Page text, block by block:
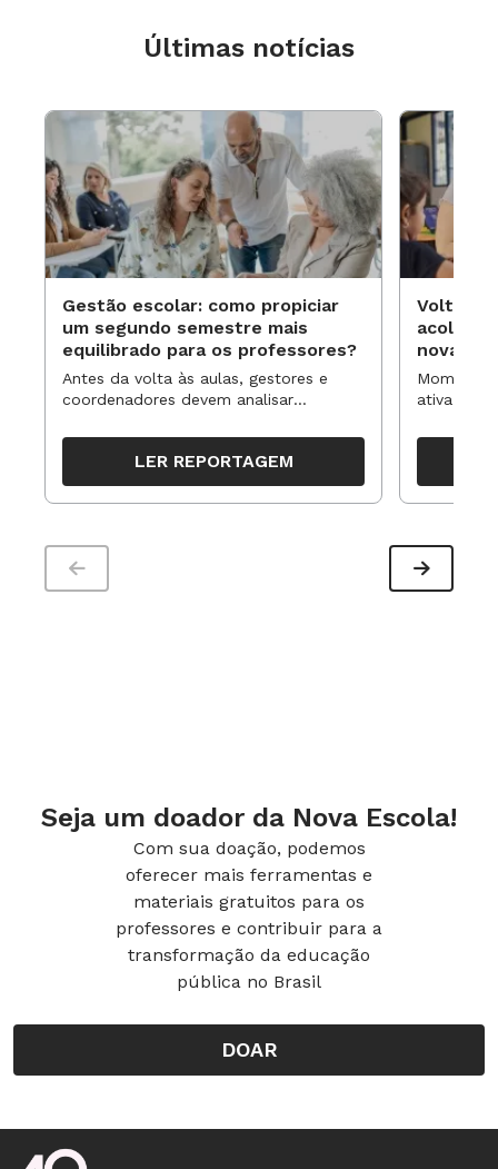
Últimas notícias
Gestão escolar: como propiciar
um segundo semestre mais
equilibrado para os professores?
Antes da volta às aulas, gestores e
coordenadores devem analisar
organizar ações para orientar o
trabalho pedagógico ao longo do
período
LER REPORTAGEM
Volta às
novas
ativa
propostas
Seja um doador da Nova Escola!
Com sua doação, podemos
oferecer mais ferramentas e
materiais gratuitos para os
professores e contribuir para a
transformação da educação
pública no Brasil
DOAR
Rodapé da Nova Escola